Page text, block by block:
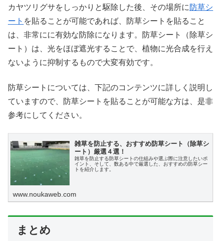
カヤツリグサをしっかりと駆除した後、その場所に 防草シ
ート を貼ることが可能であれば、防草シートを貼ること
は、非常にに有効な防除になります。防草シート（除草シ
ート）は、光をほぼ遮光することで、植物に光合成を行え
ないように抑制するもので大変有効です。
防草シートについては、下記のコンテンツに詳しく説明し
ていますので、防草シートを貼ることが可能な方は、是非
参考にしてください。
雑草を防止する、おすすめ防草シート（除草シ
ート）厳選４選！
雑草を防止する防草シートの仕組みや選ぶ際に注意したいポ
イント、そして、数ある中で厳選した、おすすめの防草シー
トを紹介します。
www.noukaweb.com
まとめ